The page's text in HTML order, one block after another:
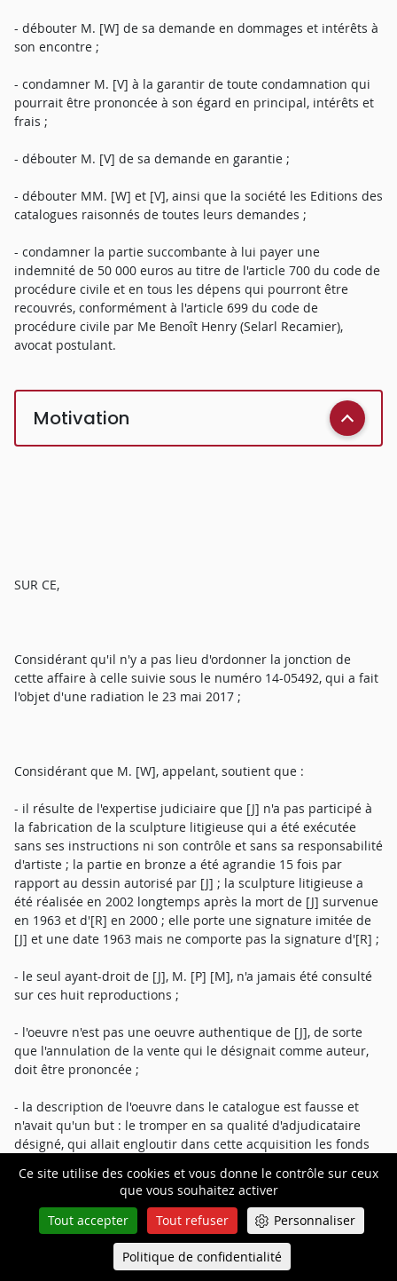
Ce site utilise des cookies et vous donne le contrôle sur ceux
que vous souhaitez activer
Tout accepter
Tout refuser Personnaliser
Politique de confidentialité
- débouter M. [W] de sa demande en dommages et intérêts à
son encontre ;
- condamner M. [V] à la garantir de toute condamnation qui
pourrait être prononcée à son égard en principal, intérêts et
frais ;
- débouter M. [V] de sa demande en garantie ;
- débouter MM. [W] et [V], ainsi que la société les Editions des
catalogues raisonnés de toutes leurs demandes ;
- condamner la partie succombante à lui payer une
indemnité de 50 000 euros au titre de l'article 700 du code de
procédure civile et en tous les dépens qui pourront être
recouvrés, conformément à l'article 699 du code de
procédure civile par Me Benoît Henry (Selarl Recamier),
avocat postulant.
Motivation
SUR CE,
Considérant qu'il n'y a pas lieu d'ordonner la jonction de
cette affaire à celle suivie sous le numéro 14-05492, qui a fait
l'objet d'une radiation le 23 mai 2017 ;
Considérant que M. [W], appelant, soutient que :
- il résulte de l'expertise judiciaire que [J] n'a pas participé à
la fabrication de la sculpture litigieuse qui a été exécutée
sans ses instructions ni son contrôle et sans sa responsabilité
d'artiste ; la partie en bronze a été agrandie 15 fois par
rapport au dessin autorisé par [J] ; la sculpture litigieuse a
été réalisée en 2002 longtemps après la mort de [J] survenue
en 1963 et d'[R] en 2000 ; elle porte une signature imitée de
[J] et une date 1963 mais ne comporte pas la signature d'[R] ;
- le seul ayant-droit de [J], M. [P] [M], n'a jamais été consulté
sur ces huit reproductions ;
- l'oeuvre n'est pas une oeuvre authentique de [J], de sorte
que l'annulation de la vente qui le désignait comme auteur,
doit être prononcée ;
- la description de l'oeuvre dans le catalogue est fausse et
n'avait qu'un but : le tromper en sa qualité d'adjudicataire
désigné, qui allait engloutir dans cette acquisition les fonds
économies, de sorte que la responsabilité délictuelle du
commissaire-priseur est engagée, ainsi que la responsabilité
du vendeur, la société Galerie Elysée Matignon, aux droits de
laquelle se trouve la société des catalogues raisonnés, dans
le capital duquel se trouve M. [V] ;
Queue-Fair